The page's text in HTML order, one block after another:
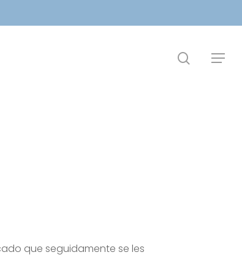
Menu
search
que seguidamente se les